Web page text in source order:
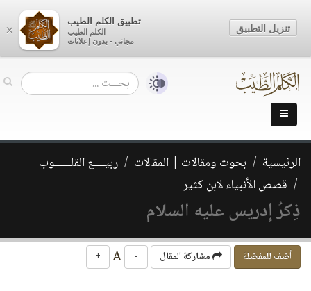
الرئيسية بحوث ومقالات | المقالات
ربيــــع القلــــــوب
قصص الأنبياء لابن كثير
ذِكرُ إدريس عليه السلام
أضف للمفضلة مشاركة المقال -
+
×
تطبيق الكلم الطيب
الكلم الطيب
مجاني - بدون إعلانات
تنزيل التطبيق